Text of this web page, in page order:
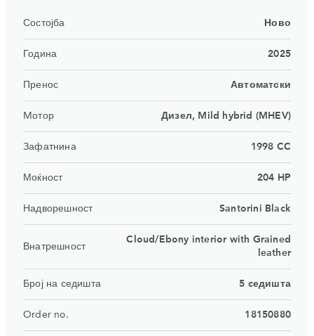
Состојба Ново
Година 2025
Пренос Автоматски
Mотор Дизел, Mild hybrid (MHEV)
Зафатнина 1998 CC
Моќност 204 HP
Надворешност Santorini Black
Внатрешност
Cloud​/Ebony interior with Grained
leather
Број на седишта 5 cедишта
Order no. 18150880